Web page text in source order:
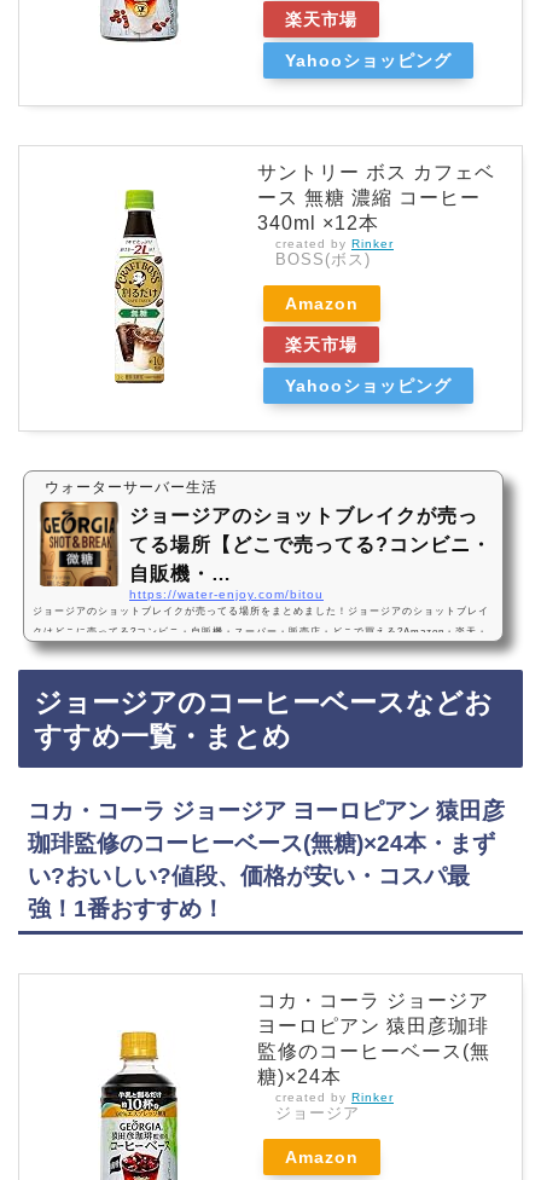
楽天市場
Yahooショッピング
サントリー ボス カフェベ
ース 無糖 濃縮 コーヒー
340ml ×12本
created by Rinker
BOSS(ボス)
Amazon
楽天市場
Yahooショッピング
ウォーターサーバー生活
ジョージアのショットブレイクが売っ
てる場所【どこで売ってる?コンビニ・
自販機・…
https://water-enjoy.com/bitou
ジョージアのショットブレイクが売ってる場所をまとめました！ジョージアのショットブレイ
クはどこに売ってる?コンビニ・自販機・スーパー・販売店・どこで買える?Amazon・楽天・
売ってない?ジョージアのショットブレイクは、コンビニ、スーパー、自販機に売っていま
す！店舗によっては売ってない店もあるので、Amazonや楽天でもジョージアのショット&ブレ
イクがお得に買えておすすめです！ジョージアのショットブレイクなどおすすめ3選・口コミ
でも人気！コカ・コーラ ジョージア ショット&ブレイク 微糖 195mlPET×30本・まず…
ジョージアのコーヒーベースなどお
すすめ一覧・まとめ
コカ・コーラ ジョージア ヨーロピアン 猿田彦
珈琲監修のコーヒーベース(無糖)×24本・まず
い?おいしい?値段、価格が安い・コスパ最
強！1番おすすめ！
コカ・コーラ ジョージア
ヨーロピアン 猿田彦珈琲
監修のコーヒーベース(無
糖)×24本
created by Rinker
ジョージア
Amazon